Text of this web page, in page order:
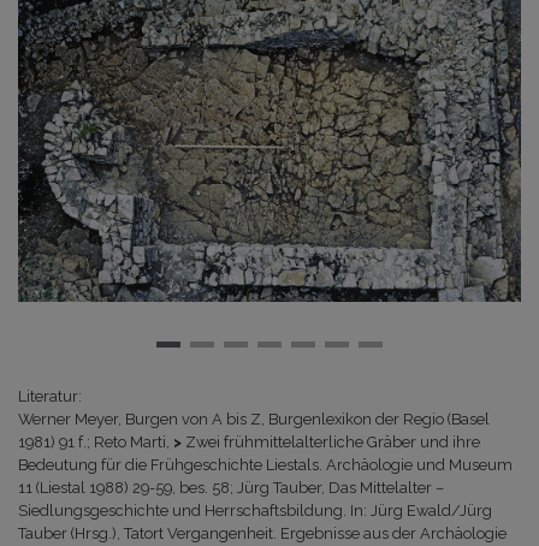
Literatur:
Werner Meyer, Burgen von A bis Z, Burgenlexikon der Regio (Basel
1981) 91 f.; Reto Marti, > Zwei frühmittelalterliche Gräber und ihre
Bedeutung für die Frühgeschichte Liestals . Archäologie und Museum
11 (Liestal 1988) 29-59, bes. 58; Jürg Tauber, Das Mittelalter –
Siedlungsgeschichte und Herrschaftsbildung. In: Jürg Ewald/Jürg
Tauber (Hrsg.), Tatort Vergangenheit. Ergebnisse aus der Archäologie